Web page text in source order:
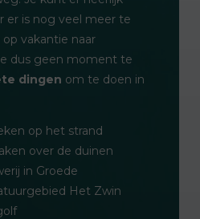
er is nog veel meer te
vakantie naar
dus geen moment te
dingen om te doen in
op het strand
over de duinen
in Groede
Het Zwin